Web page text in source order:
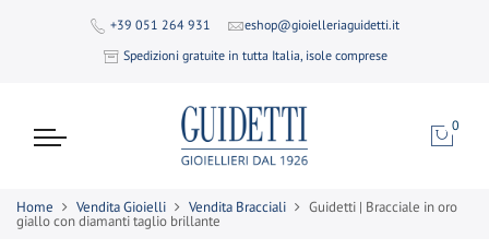
+39 051 264 931
eshop@gioielleriaguidetti.it
Spedizioni gratuite in tutta Italia, isole comprese
0
Home Vendita Gioielli Vendita Bracciali Guidetti | Bracciale in oro
giallo con diamanti taglio brillante